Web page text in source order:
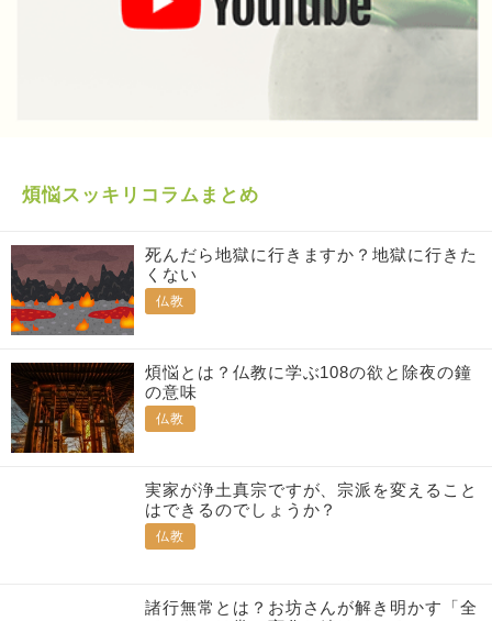
煩悩スッキリコラムまとめ
死んだら地獄に行きますか？地獄に行きた
くない
仏教
煩悩とは？仏教に学ぶ108の欲と除夜の鐘
の意味
仏教
実家が浄土真宗ですが、宗派を変えること
はできるのでしょうか？
仏教
諸行無常とは？お坊さんが解き明かす「全